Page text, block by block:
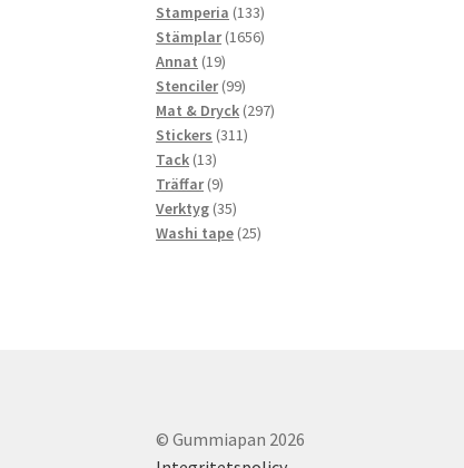
Stamperia 133133
produkter
Stämplar 16561656
Annat 1919
produkter
Stenciler 9999
produkter
Mat & Dryck 297297
Stickers 311311
Tack 1313
produkter
Träffar 99
produkter
Verktyg 3535
produkter
Washi tape 2525
© Gummiapan 2026